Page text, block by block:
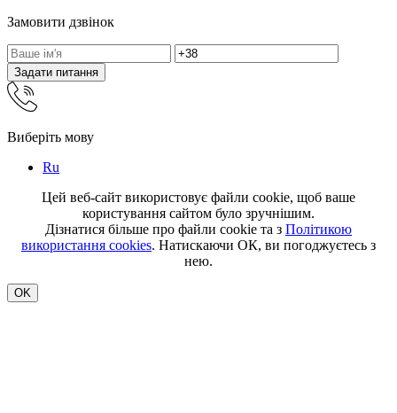
Замовити дзвінок
Задати питання
Виберіть мову
Ru
Цей веб-сайт використовує файли cookie, щоб ваше
користування сайтом було зручнішим.
Дізнатися більше про файли cookie та з Політикою
використання cookies. Натискаючи ОК, ви погоджуєтесь з
нею.
OK